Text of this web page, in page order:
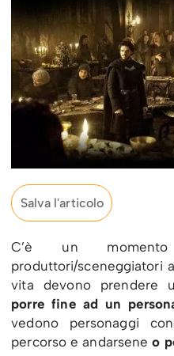
Salva l'articolo
C’è un
produttori/sceneggiatori
vita devono prendere
porre fine ad un
vedono personaggi
percorso e andarseneo